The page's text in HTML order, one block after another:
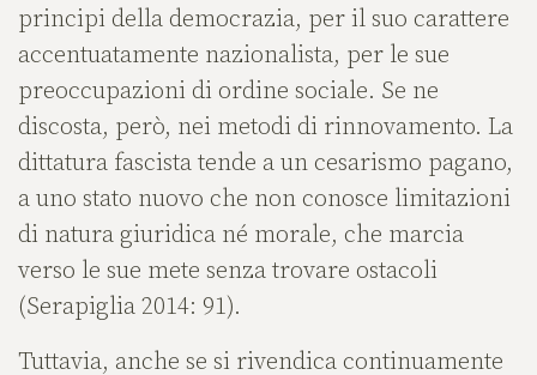
principi della democrazia, per il suo carattere
accentuatamente nazionalista, per le sue
preoccupazioni di ordine sociale. Se ne
discosta, però, nei metodi di rinnovamento. La
dittatura fascista tende a un cesarismo pagano,
a uno stato nuovo che non conosce limitazioni
di natura giuridica né morale, che marcia
verso le sue mete senza trovare ostacoli
(Serapiglia 2014: 91).
Tuttavia, anche se si rivendica continuamente